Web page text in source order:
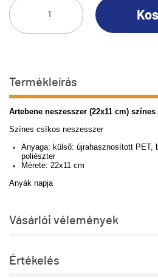
Termékleírás
Artebene neszesszer (22x11 cm)
Színes csíkos neszesszer
Anyaga: külső: újrahasznosított PET,
poliészter
Mérete: 22x11 cm
Anyák napja
Vásárlói vélemények
Értékelés